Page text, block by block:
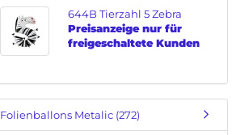
644B Tierzahl 5 Zebra
Preisanzeige nur für
freigeschaltete Kunden
Folienballons Metalic (272)